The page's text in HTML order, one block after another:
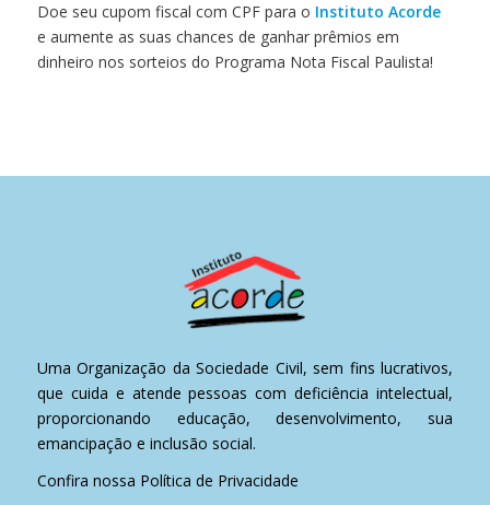
Doe seu cupom fiscal com CPF para o Instituto Acorde
e aumente as suas chances de ganhar prêmios em
dinheiro nos sorteios do Programa Nota Fiscal Paulista!
Uma Organização da Sociedade Civil, sem fins lucrativos,
que cuida e atende pessoas com deficiência intelectual,
proporcionando educação, desenvolvimento, sua
emancipação e inclusão social.
Confira nossa Política de Privacidade